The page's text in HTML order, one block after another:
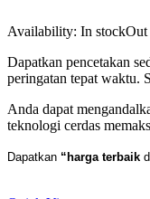
Availability: In stockOut
Dapatkan pencetakan
peringatan tepat waktu.
Anda dapat
teknologi cerdas
Dapatkan “harga terbaik